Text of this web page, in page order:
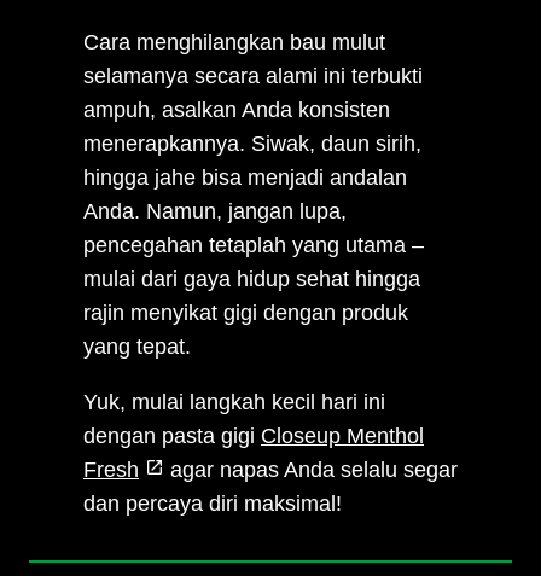
Cara menghilangkan bau mulut
selamanya secara alami ini terbukti
ampuh, asalkan Anda konsisten
menerapkannya. Siwak, daun sirih,
hingga jahe bisa menjadi andalan
Anda. Namun, jangan lupa,
pencegahan tetaplah yang utama –
mulai dari gaya hidup sehat hingga
rajin menyikat gigi dengan produk
yang tepat.
Yuk, mulai langkah kecil hari ini
dengan pasta gigi Closeup Menthol
Fresh
agar napas Anda selalu segar
dan percaya diri maksimal!